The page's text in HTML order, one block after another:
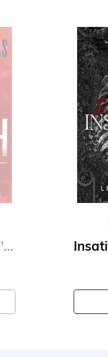
Kill Switch: Devil's Night #3